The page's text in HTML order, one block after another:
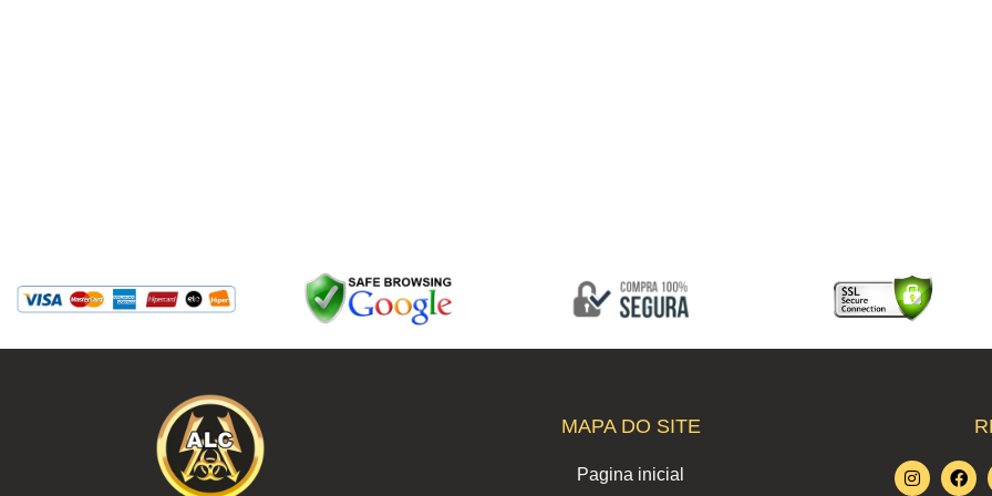
MAPA DO SITE
Pagina inicial
I
n
F
a